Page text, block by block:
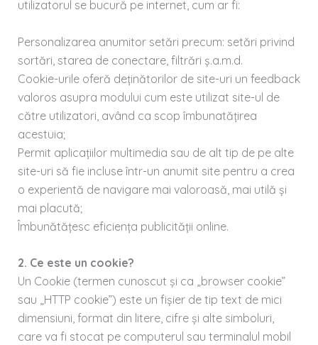
utilizatorul se bucură pe internet, cum ar fi:
Personalizarea anumitor setări precum: setări privind
sortări, starea de conectare, filtrări ș.a.m.d.
Cookie-urile oferă deținătorilor de site-uri un feedback
valoros asupra modului cum este utilizat site-ul de
către utilizatori, având ca scop îmbunatățirea
acestuia;
Permit aplicațiilor multimedia sau de alt tip de pe alte
site-uri să fie incluse într-un anumit site pentru a crea
o experientă de navigare mai valoroasă, mai utilă și
mai placută;
Îmbunătățesc eficiența publicității online.
2. Ce este un cookie?
Un Cookie (termen cunoscut și ca „browser cookie”
sau „HTTP cookie”) este un fișier de tip text de mici
dimensiuni, format din litere, cifre și alte simboluri,
care va fi stocat pe computerul sau terminalul mobil